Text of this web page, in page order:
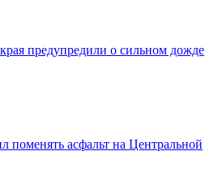
предупредили о сильном дожде
поменять асфальт на Центральной